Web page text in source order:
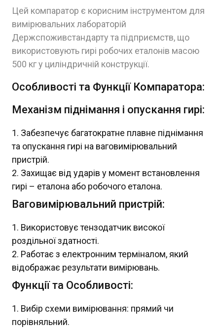
Цей компаратор є корисним інструментом для
вимірювальних лабораторій
Держспоживстандарту та підприємств, що
використовують гирі робочих еталонів масою
500 кг у циліндричній конструкції.
Особливості та Функції Компаратора:
Механізм піднімання і опускання гирі:
Забезпечує багатократне плавне піднімання
та опускання гирі на ваговимірювальний
пристрій.
Захищає від ударів у момент встановлення
гирі – еталона або робочого еталона.
Ваговимірювальний пристрій:
Використовує тензодатчик високої
роздільної здатності.
Работає з електронним терміналом, який
відображає результати вимірювань.
Функції та Особливості:
Вибір схеми вимірювання: прямий чи
порівняльний.